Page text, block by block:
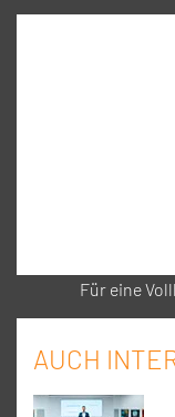
Für eine
AUCH